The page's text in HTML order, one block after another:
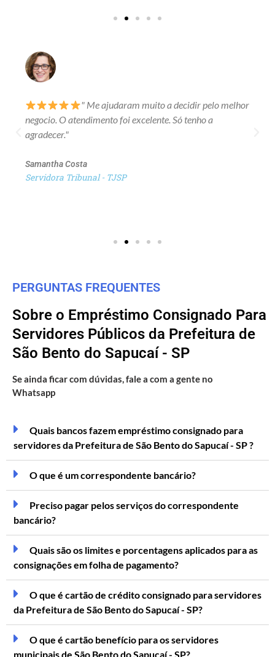
" Me ajudaram muito a decidir pelo melhor
negocio. O atendimento foi excelente. Só tenho a
agradecer."
Samantha Costa
Servidora Tribunal - TJSP
PERGUNTAS FREQUENTES
Sobre o Empréstimo Consignado Para
Servidores Públicos da Prefeitura de
São Bento do Sapucaí - SP
Se ainda ficar com dúvidas, fale a com a gente no
Whatsapp
Quais bancos fazem empréstimo consignado para
servidores da Prefeitura de São Bento do Sapucaí - SP ?
O que é um correspondente bancário?
Preciso pagar pelos serviços do correspondente
bancário?
Quais são os limites e porcentagens aplicados para as
consignações em folha de pagamento?
O que é cartão de crédito consignado para servidores
da Prefeitura de São Bento do Sapucaí - SP?
O que é cartão benefício para os servidores
municipais de São Bento do Sapucaí - SP?